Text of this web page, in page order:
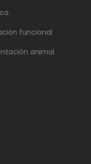
funcional
animal